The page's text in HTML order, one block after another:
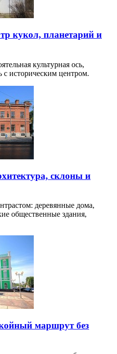
кукол, планетарий и
культурная ось,
историческим центром.
склоны и
деревянные дома,
общественные здания,
маршрут без